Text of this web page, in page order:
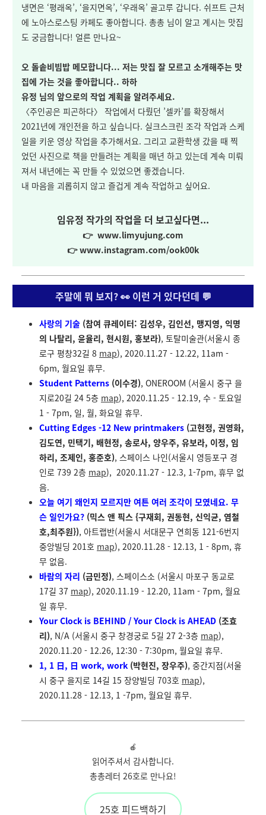
냉면은 ‘평래옥’, ‘을지면옥’, ‘우래옥’ 골고루 갑니다. 쉬프트 근처
에 노아스로스팅 카페도 좋아합니다. 총총 님이 알고 계시는 맛집
도 궁금합니다! 얼른 만나요~
오 돌솥비빔밥 메모합니다... 저는 맛집 잘 모르고 소개해주는 맛
집에 가는 것을 좋아합니다.. 하하
유정 님의 앞으로의 작업 계획을 알려주세요.
〈주인공은 피곤하다〉 작업에서 다뤘던 ’셀카’를 확장해서
2021년에 개인전을 하고 싶습니다. 실크스크린 조각 작업과 스케
일을 키운 영상 작업을 추가해서요. 그리고 교환학생 갔을 때 찍
었던 사진으로 책을 만들려는 계획을 매년 하고 있는데 계속 미뤄
져서 내년에는 꼭 만들 수 있었으면 좋겠습니다.
내 마음을 괴롭히지 않고 즐겁게 계속 작업하고 싶어요.
임유정 작가의 작업을 더 보고싶다면...
👉 www.limyujung.com
👉www.instagram.com/ook00k
주말에 뭐 보지? 👀 이런 거 있다던데 💬
사랑의 기술 (참여 큐레이터: 김성우, 김인선, 맹지영, 익명
의 나탈리, 윤율리, 현시원, 홍보라), 토탈미술관(서울시 종
로구 평창32길 8 map), 2020.11.27 - 12.22, 11am -
6pm, 월요일 휴무.
Student Patterns (이수경), ONEROOM (서울시 중구 을
지로20길 24 5층 map), 2020.11.25 - 12.19, 수 - 토요일
1 - 7pm, 일, 월, 화요일 휴무.
Cutting Edges -12 New printmakers (고현정, 권영화,
김도연, 민택기, 배현정, 송로사, 양우주, 유보라, 이정, 임
하리, 조제인, 홍준호), 스페이스 나인(서울시 영등포구 경
인로 739 2층 map), 2020.11.27 - 12.3, 1-7pm, 휴무 없
음.
오늘 여기 왜인지 모르지만 여튼 여러 조각이 모였네요. 무
슨 일인가요? (믹스 앤 픽스 {구재회, 권동현, 신익균, 염철
호,최주원}), 아트랩반(서울시 서대문구 연희동 121-6번지
중앙빌딩 201호 map), 2020.11.28 - 12.13, 1 - 8pm, 휴
무 없음.
바람의 자리 (금민정), 스페이스소 (서울시 마포구 동교로
17길 37 map), 2020.11.19 - 12.20, 11am - 7pm, 월요
일 휴무.
Your Clock is BEHIND / Your Clock is AHEAD (조효
리), N/A (서울시 중구 창경궁로 5길 27 2-3층 map),
2020.11.20 - 12.26, 12:30 - 7:30pm, 월요일 휴무.
1, 1 日, 日 work, work (박현진, 장우주), 중간지점(서울
시 중구 을지로 14길 15 장양빌딩 703호 map),
2020.11.28 - 12.13, 1 -7pm, 월요일 휴무.
🍎
읽어주셔서 감사합니다.
총총레터 26호로 만나요!
25호 피드백하기